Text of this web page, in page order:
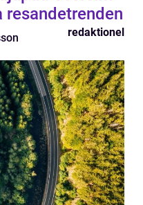
resandetrenden
redaktionel